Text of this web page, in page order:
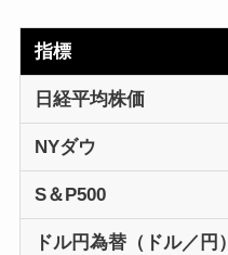
指標
日経平均株価
NYダウ
S＆P500
ドル円為替（ドル／円）